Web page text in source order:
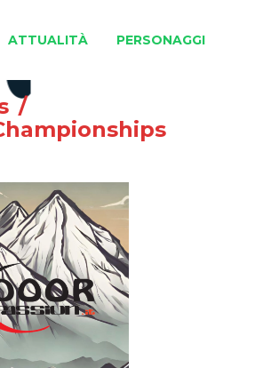
ATTUALITÀ PERSONAGGI
/